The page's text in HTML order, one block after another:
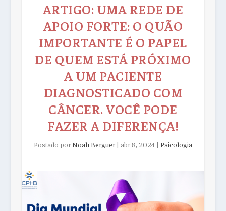
ARTIGO: UMA REDE DE
APOIO FORTE: O QUÃO
IMPORTANTE É O PAPEL
DE QUEM ESTÁ PRÓXIMO
A UM PACIENTE
DIAGNOSTICADO COM
CÂNCER. VOCÊ PODE
FAZER A DIFERENÇA!
Postado por Noah Berguer| abr 8, 2024| Psicologia